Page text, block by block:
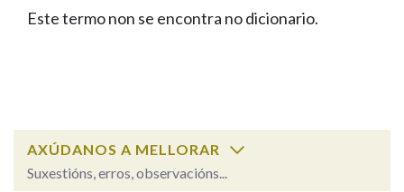
FIGURAS HOMENAXEADAS
PORTAL DAS PALABRAS
Facebook
TwitterYoutubeInstagram
Bluesky
BUSCAR NOS LEMAS
Remata por
Este termo non se encontra no dicionario.
AXÚDANOS A MELLORAR
Suxestións, erros, observacións...